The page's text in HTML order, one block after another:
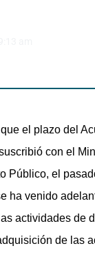
el plazo del
con el
Público, el
ha venido
actividades de
de las